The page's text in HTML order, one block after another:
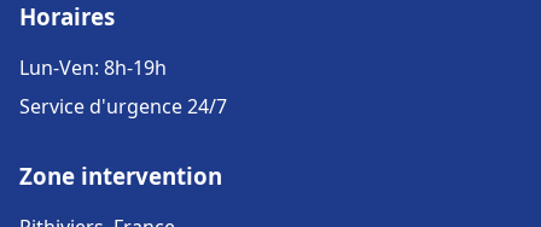
Horaires
Lun-Ven: 8h-19h
Service d'urgence 24/7
Zone intervention